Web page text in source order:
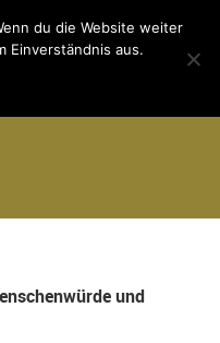
und
du die Website weiter
Einverständnis aus.